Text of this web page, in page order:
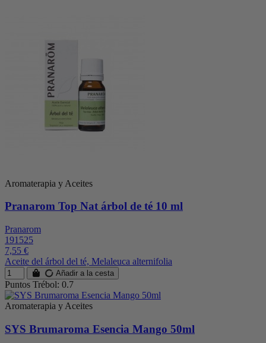
Aromaterapia y Aceites
Pranarom Top Nat árbol de té 10 ml
Pranarom
191525
7,55 €
Aceite del árbol del té, Melaleuca alternifolia
Añadir a la cesta
Puntos Trébol: 0.7
Aromaterapia y Aceites
SYS Brumaroma Esencia Mango 50ml